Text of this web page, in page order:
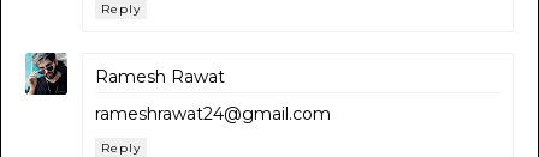
Reply
Ramesh Rawat
rameshrawat24@gmail.com
Reply